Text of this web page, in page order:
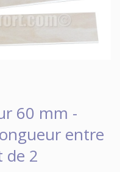
60 mm -
entre
de 2